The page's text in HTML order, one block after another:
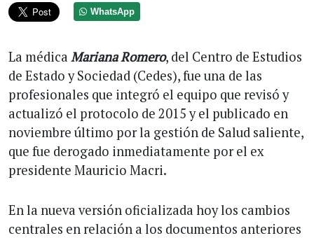
WhatsApp
La médica Mariana Romero, del Centro de Estudios
de Estado y Sociedad (Cedes), fue una de las
profesionales que integró el equipo que revisó y
actualizó el protocolo de 2015 y el publicado en
noviembre último por la gestión de Salud saliente,
que fue derogado inmediatamente por el ex
presidente Mauricio Macri.
En la nueva versión oficializada hoy los cambios
centrales en relación a los documentos anteriores